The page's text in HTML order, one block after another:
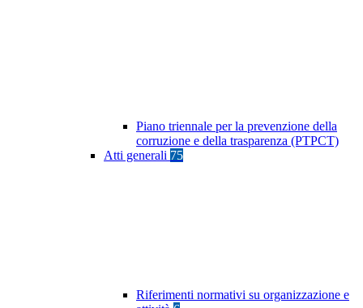
Piano triennale per la prevenzione della
corruzione e della trasparenza (PTPCT)
Atti generali 75
Riferimenti normativi su organizzazione e